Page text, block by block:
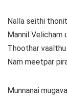
Nalla seithi
Mannil Velicham
Thoothar
Nam meetpar
Munnanai